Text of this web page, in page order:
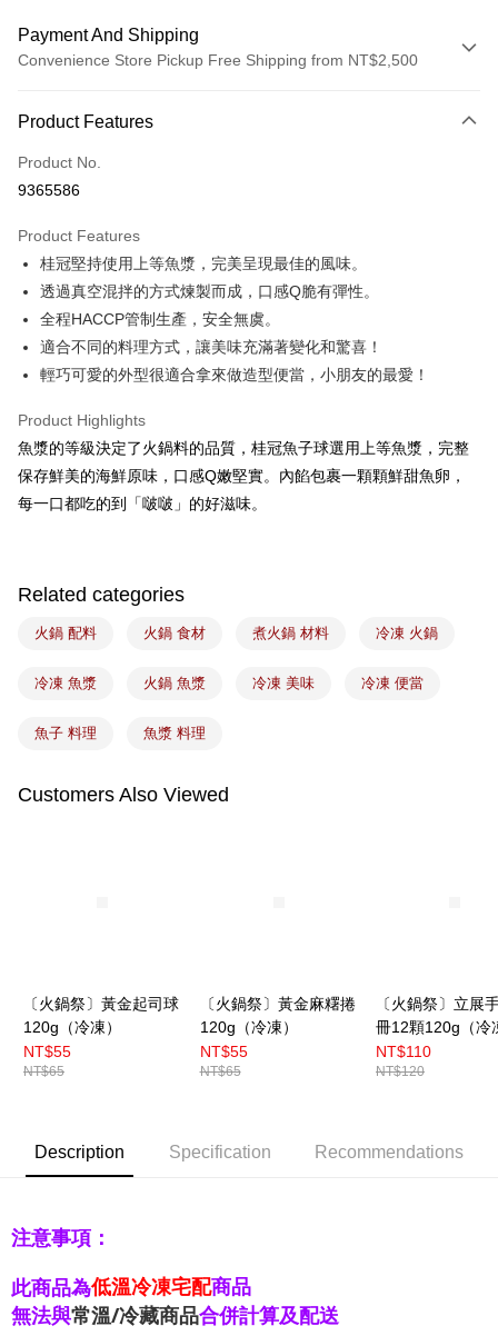
Payment And Shipping
Convenience Store Pickup Free Shipping from NT$2,500
Credit Card (Full Payment)
LINE Pay
Easy Wallet
Google Pay
Plus Pay
ATM Transfer
Shipping Method
NT$200/order | Free shipping on orders of NT$2,500 or more
冷凍付款後門市自取
Free shipping
Product Features
Product No.
9365586
Product Features
桂冠堅持使用上等魚漿，完美呈現最佳的風味。
透過真空混拌的方式煉製而成，口感Q脆有彈性。
全程HACCP管制生產，安全無虞。
適合不同的料理方式，讓美味充滿著變化和驚喜！
輕巧可愛的外型很適合拿來做造型便當，小朋友的最愛！
Product Highlights
魚漿的等級決定了火鍋料的品質，桂冠魚子球選用上等魚漿，完整
保存鮮美的海鮮原味，口感Q嫩堅實。內餡包裹一顆顆鮮甜魚卵，
每一口都吃的到「啵啵」的好滋味。
Related categories
火鍋 配料 火鍋 食材 煮火鍋 材料 冷凍 火鍋
冷凍 魚漿 火鍋 魚漿 冷凍 美味 冷凍 便當
魚子 料理 魚漿 料理
Customers Also Viewed
〔火鍋祭〕黃金起司球
120g（冷凍）
NT$55
NT$65
〔火鍋祭〕黃金麻糬捲
120g（冷凍）
NT$55
NT$65
〔火鍋祭〕立展
冊12顆120g（冷
NT$110
NT$120
Description Specification Recommendations
注意事項：
此商品為低溫冷凍宅配商品
無法與常溫/冷藏商品合併計算及配送